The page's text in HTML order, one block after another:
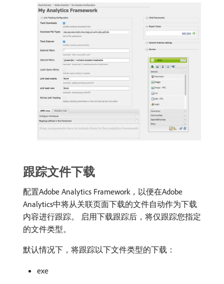
跟踪文件下载
配置Adobe Analytics Framework，以便在Adobe
Analytics中将从关联页面下载的文件自动作为下载
内容进行跟踪。 启用下载跟踪后，将仅跟踪您指定
的文件类型。
默认情况下，将跟踪以下文件类型的下载：
exe